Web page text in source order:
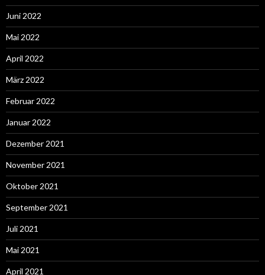
Juni 2022
Mai 2022
April 2022
März 2022
Februar 2022
Januar 2022
Dezember 2021
November 2021
Oktober 2021
September 2021
Juli 2021
Mai 2021
April 2021